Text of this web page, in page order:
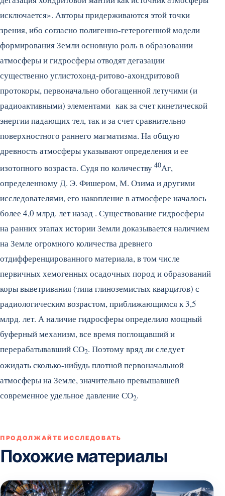
исключается». Авторы придерживаются этой точки
зрения, ибо согласно полигенно-гетерогенной модели
формирования Земли основную роль в образовании
атмосферы и гидросферы отводят дегазации
существенно углистохонд-ритово-ахондритовой
протокоры, первоначально обогащенной летучими (и
радиоактивными) элементами как за счет кинетической
энергии падающих тел, так и за счет сравнительно
поверхностного раннего магматизма. На общую
древность атмосферы указывают определения и ее
изотопного возраста. Судя по количеству 40Аг,
определенному Д. Э. Фишером, М. Озима и другими
исследователями, его накопление в атмосфере началось
более 4,0 млрд. лет назад . Существование гидросферы
на ранних этапах истории Земли доказывается наличием
на Земле огромного количества древнего
отдифференцированного материала, в том числе
первичных хемогенных осадочных пород и образований
коры выветривания (типа глиноземистых кварцитов) с
радиологическим возрастом, приближающимся к 3,5
млрд. лет. А наличие гидросферы определило мощный
буферный механизм, все время поглощавший и
перерабатывавший СО2. Поэтому вряд ли следует
ожидать сколько-нибудь плотной первоначальной
атмосферы на Земле, значительно превышавшей
современное удельное давление СО2.
ПРОДОЛЖАЙТЕ ИССЛЕДОВАТЬ
Похожие материалы